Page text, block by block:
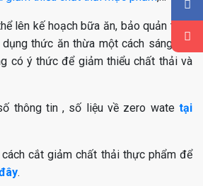
lên kế hoạch bữa ăn, bảo quản thực
thức ăn thừa một cách sáng tạo
có ý thức để giảm thiểu chất thải và
thông tin , số liệu về zero wate tại
cắt giảm chất thải thực phẩm để
.